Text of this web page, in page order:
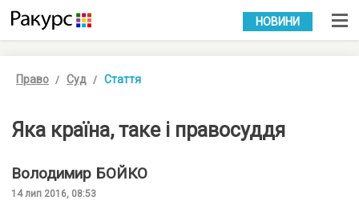
УКР РУС
НОВИНИ
Право Суд Стаття
Яка країна, таке і правосуддя
Володимир БОЙКО
14 лип 2016, 08:53